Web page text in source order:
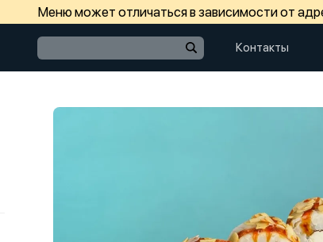
Меню может отличаться в зависимости от
Контакты